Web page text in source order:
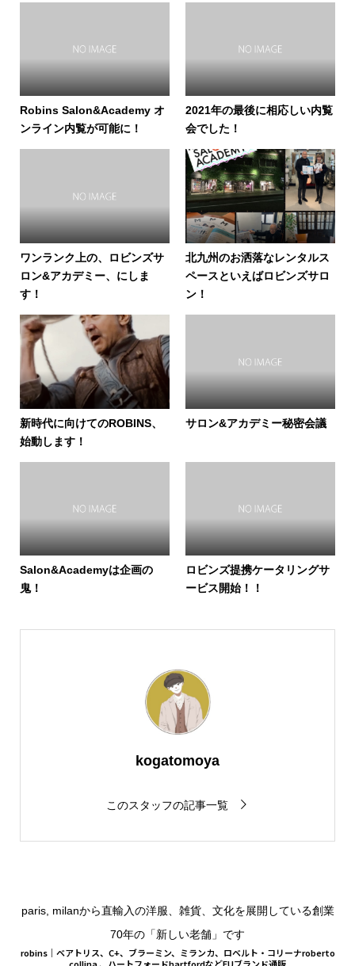
Robins Salon&Academy オ
ンライン内覧が可能に！
2021年の最後に相応しい内覧
会でした！
ワンランク上の、ロビンズサ
ロン&アカデミー、にしま
す！
北九州のお洒落なレンタルス
ペースといえばロビンズサロ
ン！
新時代に向けてのROBINS、
始動します！
サロン&アカデミー秘密会議
Salon&Academyは企画の
鬼！
ロビンズ提携ケータリングサ
ービス開始！！
kogatomoya
このスタッフの記事一覧
paris, milanから直輸入の洋服、雑貨、文化を展開している創業
70年の「新しい老舗」です
robins｜ベアトリス、C+、ブラーミン、ミランカ、ロベルト・コリーナroberto